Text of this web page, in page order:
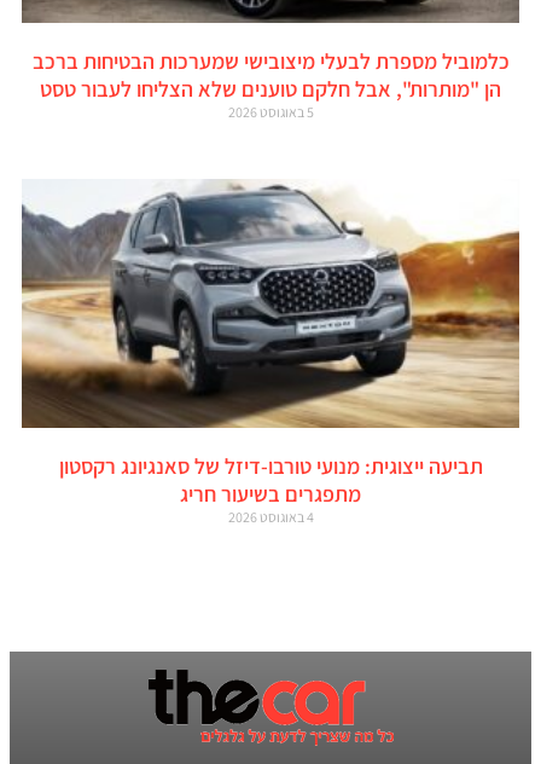
כלמוביל מספרת לבעלי מיצובישי שמערכות הבטיחות ברכב
הן "מותרות", אבל חלקם טוענים שלא הצליחו לעבור טסט
5 באוגוסט 2026
תביעה ייצוגית: מנועי טורבו-דיזל של סאנגיונג רקסטון
מתפגרים בשיעור חריג
4 באוגוסט 2026